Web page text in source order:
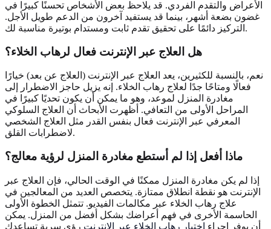
الأعراض والتقدم الفردي. قد يلاحظ بعض الأشخاص تحسنًا كبيرًا في
غضون بضعة أشهر، بينما قد يستفيد آخرون من الدعم طويل الأجل.
التركيز دائمًا على تحقيق تقدم ثابت ومستدام بوتيرة مناسبة لك.
هل العلاج عبر الإنترنت فعال لرهاب الخلاء؟
نعم، بالنسبة للكثيرين، يعد العلاج عبر الإنترنت (العلاج عن بعد) خيارًا
فعالًا ومتاحًا جدًا لعلاج رهاب الخلاء. إنه يزيل حاجز الاضطرار إلى
مغادرة المنزل لموعد، وهو ما يمكن أن يكون تحديًا كبيرًا في
المراحل الأولى من التعافي. أظهرت الأبحاث أن العلاج السلوكي
المعرفي عبر الإنترنت فعال بنفس القدر مثل العلاج الشخصي
لاضطرابات القلق.
ماذا أفعل إذا لم أستطع مغادرة المنزل لرؤية معالج؟
إذا لم يكن مغادرة المنزل ممكنًا في الوقت الحالي، فإن العلاج عبر
الإنترنت هو نقطة انطلاق ممتازة. يتخصص العديد من المعالجين في
علاج رهاب الخلاء عبر مكالمات الفيديو. تتمثل الخطوة الأولى
الحاسمة الأخرى في فهم أعراضك بشكل أفضل من المنزل. يمكن
أن يوفر إجراء اختبار رهاب الخلاء عبر الإنترنت رؤى سرية تساعدك